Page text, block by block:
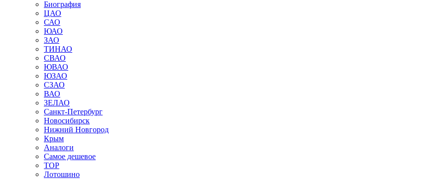
Биография
ЦАО
САО
ЮАО
ЗАО
ТИНАО
СВАО
ЮВАО
ЮЗАО
СЗАО
ВАО
ЗЕЛАО
Санкт-Петербург
Новосибирск
Нижний Новгород
Крым
Аналоги
Самое дешевое
TOP
Лотошино